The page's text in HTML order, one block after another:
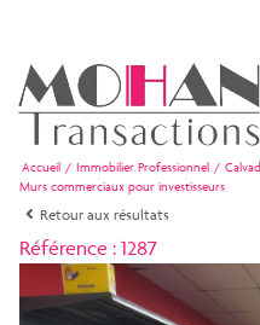
Accueil Immobilier Professionnel
Murs commerciaux pour investisseurs
Retour aux résultats
Référence : 1287